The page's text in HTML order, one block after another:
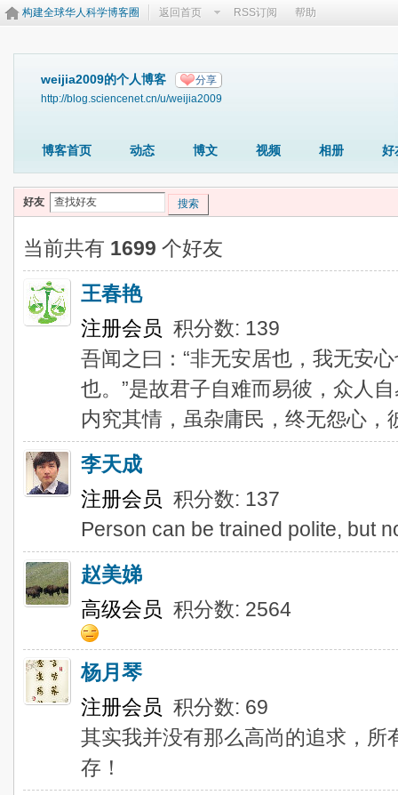
构建全球华人科学博客圈 返回首页 RSS订阅 帮助
weijia2009的个人博客 分享
http://blog.sciencenet.cn/u/weijia2009
博客首页 动态 博文 视频 相册 好
好友 搜索
当前共有 1699 个好友
王春艳
注册会员 积分数: 139
吾闻之曰：“非无安居也，我无安
也。”是故君子自难而易彼，众人
内究其情，虽杂庸民，终无怨心，
李天成
注册会员 积分数: 137
Person can be trained polite, but
赵美娣
高级会员 积分数: 2564
杨月琴
注册会员 积分数: 69
其实我并没有那么高尚的追求，
存！